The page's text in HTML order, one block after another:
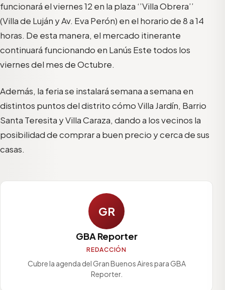
funcionará el viernes 12 en la plaza ‘’Villa Obrera’’
(Villa de Luján y Av. Eva Perón) en el horario de 8 a 14
horas. De esta manera, el mercado itinerante
continuará funcionando en Lanús Este todos los
viernes del mes de Octubre.
Además, la feria se instalará semana a semana en
distintos puntos del distrito cómo Villa Jardín, Barrio
Santa Teresita y Villa Caraza, dando a los vecinos la
posibilidad de comprar a buen precio y cerca de sus
casas.
GR
GBA Reporter
REDACCIÓN
Cubre la agenda del Gran Buenos Aires para GBA
Reporter.